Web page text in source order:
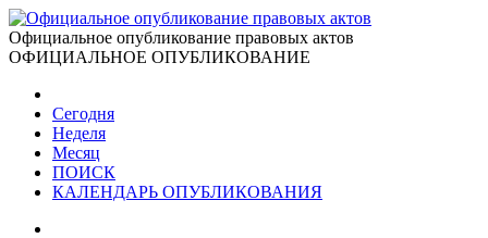
Официальное опубликование правовых актов
ОФИЦИАЛЬНОЕ ОПУБЛИКОВАНИЕ
Сегодня
Неделя
Месяц
ПОИСК
КАЛЕНДАРЬ ОПУБЛИКОВАНИЯ